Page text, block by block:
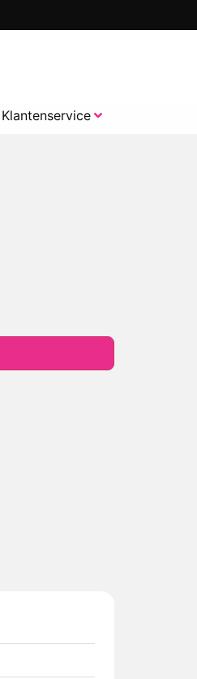
Klantenservice